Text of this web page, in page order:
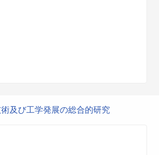
及び工学発展の総合的研究